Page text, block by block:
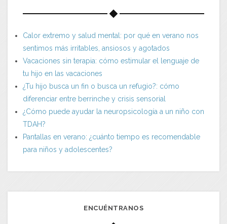
Calor extremo y salud mental: por qué en verano nos
sentimos más irritables, ansiosos y agotados
Vacaciones sin terapia: cómo estimular el lenguaje de
tu hijo en las vacaciones
¿Tu hijo busca un fin o busca un refugio?: cómo
diferenciar entre berrinche y crisis sensorial
¿Cómo puede ayudar la neuropsicología a un niño con
TDAH?
Pantallas en verano: ¿cuánto tiempo es recomendable
para niños y adolescentes?
ENCUÉNTRANOS